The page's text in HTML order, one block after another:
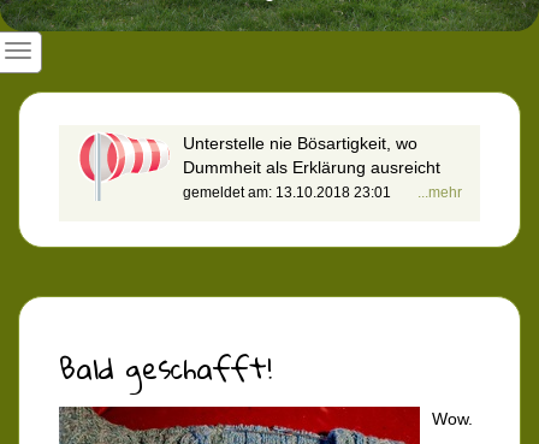
Unterstelle nie Bösartigkeit, wo
Dummheit als Erklärung ausreicht
...mehr
gemeldet am: 13.10.2018 23:01
Bald geschafft!
Wow.